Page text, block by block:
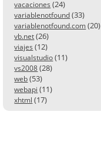
vacaciones (24)
variablenotfound (33)
variablenotfound.com (20)
vb.net (26)
viajes (12)
visualstudio (11)
vs2008 (28)
web (53)
webapi (11)
xhtml (17)